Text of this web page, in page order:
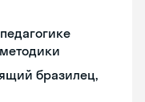
бразилец,